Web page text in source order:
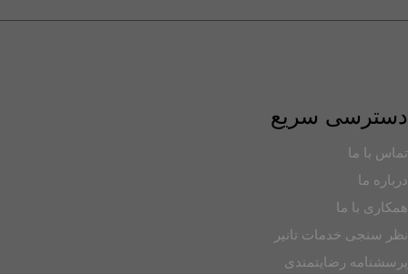
دسترسی سریع
تماس با ما
درباره ما
همکاری با ما
نظر سنجی خدمات تانیر
پرسشنامه رضایتمندی